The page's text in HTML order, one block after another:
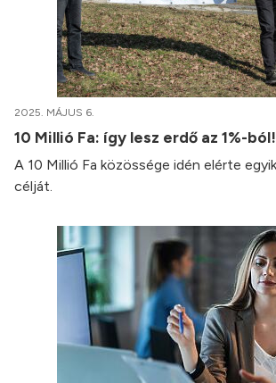
2025. MÁJUS 6.
10 Millió Fa: így lesz erdő az 1%-ból!
A 10 Millió Fa közössége idén elérte
célját.